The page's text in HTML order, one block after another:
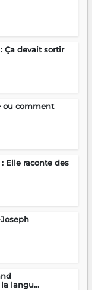
Ça devait sortir
ou comment
Elle raconte des
langu...